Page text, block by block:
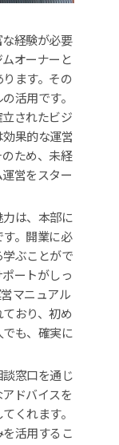
経験が必要
オーナーと
ます。その
活用です。
されたビジ
果的な運営
ため、未経
営をスター
は、本部に
。開業に必
ぶことがで
ートがしっ
マニュアル
おり、初め
も、確実に
窓口を通じ
ドバイスを
くれます。
活用するこ